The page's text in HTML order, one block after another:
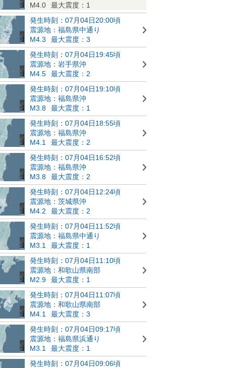
M4.0
最大震度：1
発生時刻：07月04日20:00頃
震源地：福島県中通り
M4.3
最大震度：3
発生時刻：07月04日19:45頃
震源地：岩手県沖
M4.5
最大震度：2
発生時刻：07月04日19:10頃
震源地：福島県沖
M3.8
最大震度：1
発生時刻：07月04日18:55頃
震源地：福島県沖
M4.1
最大震度：2
発生時刻：07月04日16:52頃
震源地：福島県沖
M3.8
最大震度：2
発生時刻：07月04日12:24頃
震源地：茨城県沖
M4.2
最大震度：2
発生時刻：07月04日11:52頃
震源地：福島県中通り
M3.1
最大震度：1
発生時刻：07月04日11:10頃
震源地：和歌山県南部
M2.9
最大震度：1
発生時刻：07月04日11:07頃
震源地：和歌山県南部
M4.1
最大震度：3
発生時刻：07月04日09:17頃
震源地：福島県浜通り
M3.1
最大震度：1
発生時刻：07月04日09:06頃